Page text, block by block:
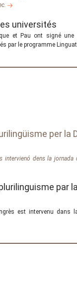
universités
et Pau ont signé
par le programme
per la
dens la
par la
est intervenu dans